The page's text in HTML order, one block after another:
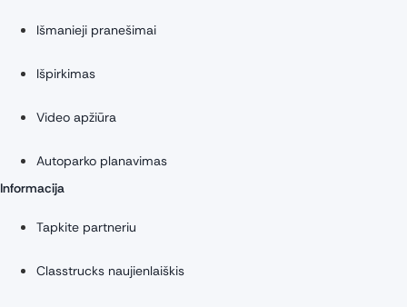
Išmanieji pranešimai
Išpirkimas
Video apžiūra
Autoparko planavimas
Informacija
Tapkite partneriu
Classtrucks naujienlaiškis